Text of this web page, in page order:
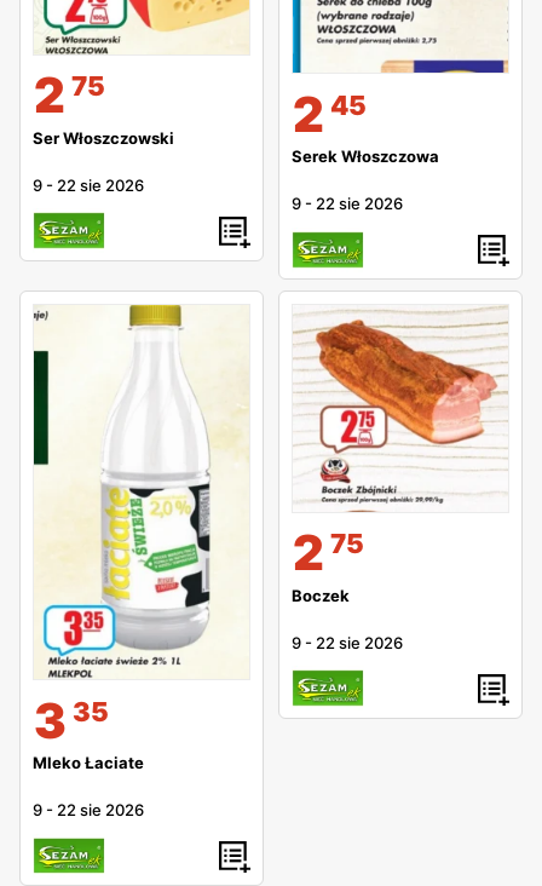
2 75
Ser Włoszczowski
9 - 22 sie 2026
2 45
Serek Włoszczowa
9 - 22 sie 2026
3 35
Mleko Łaciate
9 - 22 sie 2026
2 75
Boczek
9 - 22 sie 2026